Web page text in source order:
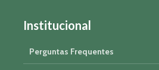
Institucional
Perguntas Frequentes